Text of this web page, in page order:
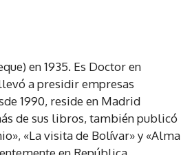
en 1935. Es Doctor en
a presidir empresas
1990, reside en Madrid
de sus libros, también publicó
«La visita de Bolívar» y «Alma